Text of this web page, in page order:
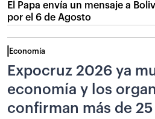
El Papa envía un mensaje a
por el 6 de Agosto
Economía
Expocruz 2026 ya
economía y los
confirman más de